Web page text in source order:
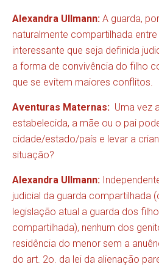
Alexandra Ullmann: A guarda,
naturalmente compartilhada
interessante que seja definida
a forma de convivência do filho
que se evitem maiores conflitos.
Aventuras Maternas: Uma vez
estabelecida, a mãe ou o pai
cidade/estado/país e levar a
situação?
Alexandra Ullmann:
judicial da guarda compartilhada
legislação atual a guarda dos
compartilhada), nenhum dos
residência do menor sem a
do art. 2o. da lei da alienação